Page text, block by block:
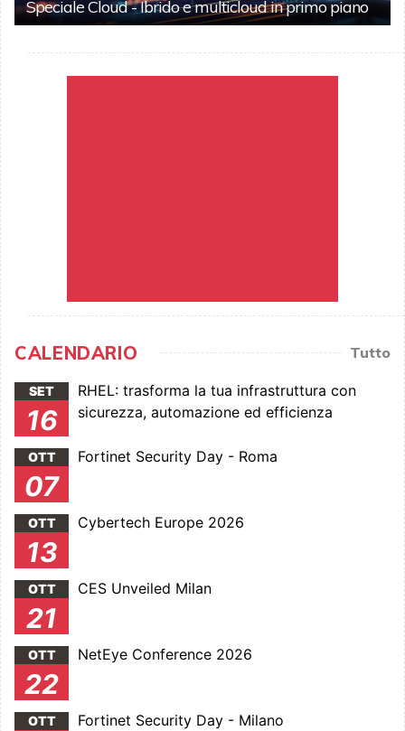
Speciale Cloud - Ibrido e multicloud in primo piano
CALENDARIO Tutto
SET
16
RHEL: trasforma la tua infrastruttura con
sicurezza, automazione ed efficienza
OTT
07
Fortinet Security Day - Roma
OTT
13
Cybertech Europe 2026
OTT
21
CES Unveiled Milan
OTT
22
NetEye Conference 2026
OTT Fortinet Security Day - Milano